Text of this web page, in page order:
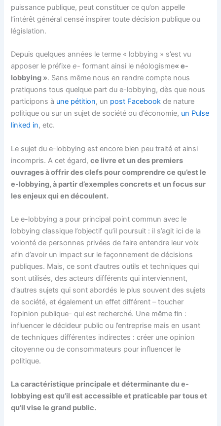
puissance publique, peut constituer ce qu’on appelle
l’intérêt général censé inspirer toute décision publique ou
législation.
Depuis quelques années le terme « lobbying » s’est vu
apposer le préfixee- formant ainsi le néologisme« e-
lobbying ». Sans même nous en rendre compte nous
pratiquons tous quelque part du e-lobbying, dès que nous
participons à une pétition, un post Facebookde nature
politique ou sur un sujet de société ou d’économie, un Pulse
linked in, etc.
Le sujet du e-lobbying est encore bien peu traité et ainsi
incompris. A cet égard,ce livre et un des premiers
ouvrages à offrir des clefs pour comprendre ce qu’est le
e-lobbying, à partir d’exemples concrets et un focus sur
les enjeux qui en découlent.
Le e-lobbying a pour principal point commun avec le
lobbying classique l’objectif qu’il poursuit : il s’agit ici de la
volonté de personnes privées de faire entendre leur voix
afin d’avoir un impact sur le façonnement de décisions
publiques. Mais, ce sont d’autres outils et techniques qui
sont utilisés, des acteurs différents qui interviennent,
d’autres sujets qui sont abordés le plus souvent des sujets
de société, et également un effet différent – toucher
l’opinion publique- qui est recherché. Une même fin :
influencer le décideur public ou l’entreprise mais en usant
de techniques différentes indirectes : créer une opinion
citoyenne ou de consommateurs pour influencer le
politique.
La caractéristique principale et déterminante du e-
lobbying est qu’il est accessible et praticable par tous et
qu’il vise le grand public.